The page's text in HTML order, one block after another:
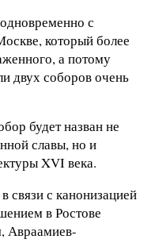
с
который более
а потому
двух соборов очень
будет назван не
славы, но и
XVI века.
с канонизацией
в Ростове
Авраамиев-